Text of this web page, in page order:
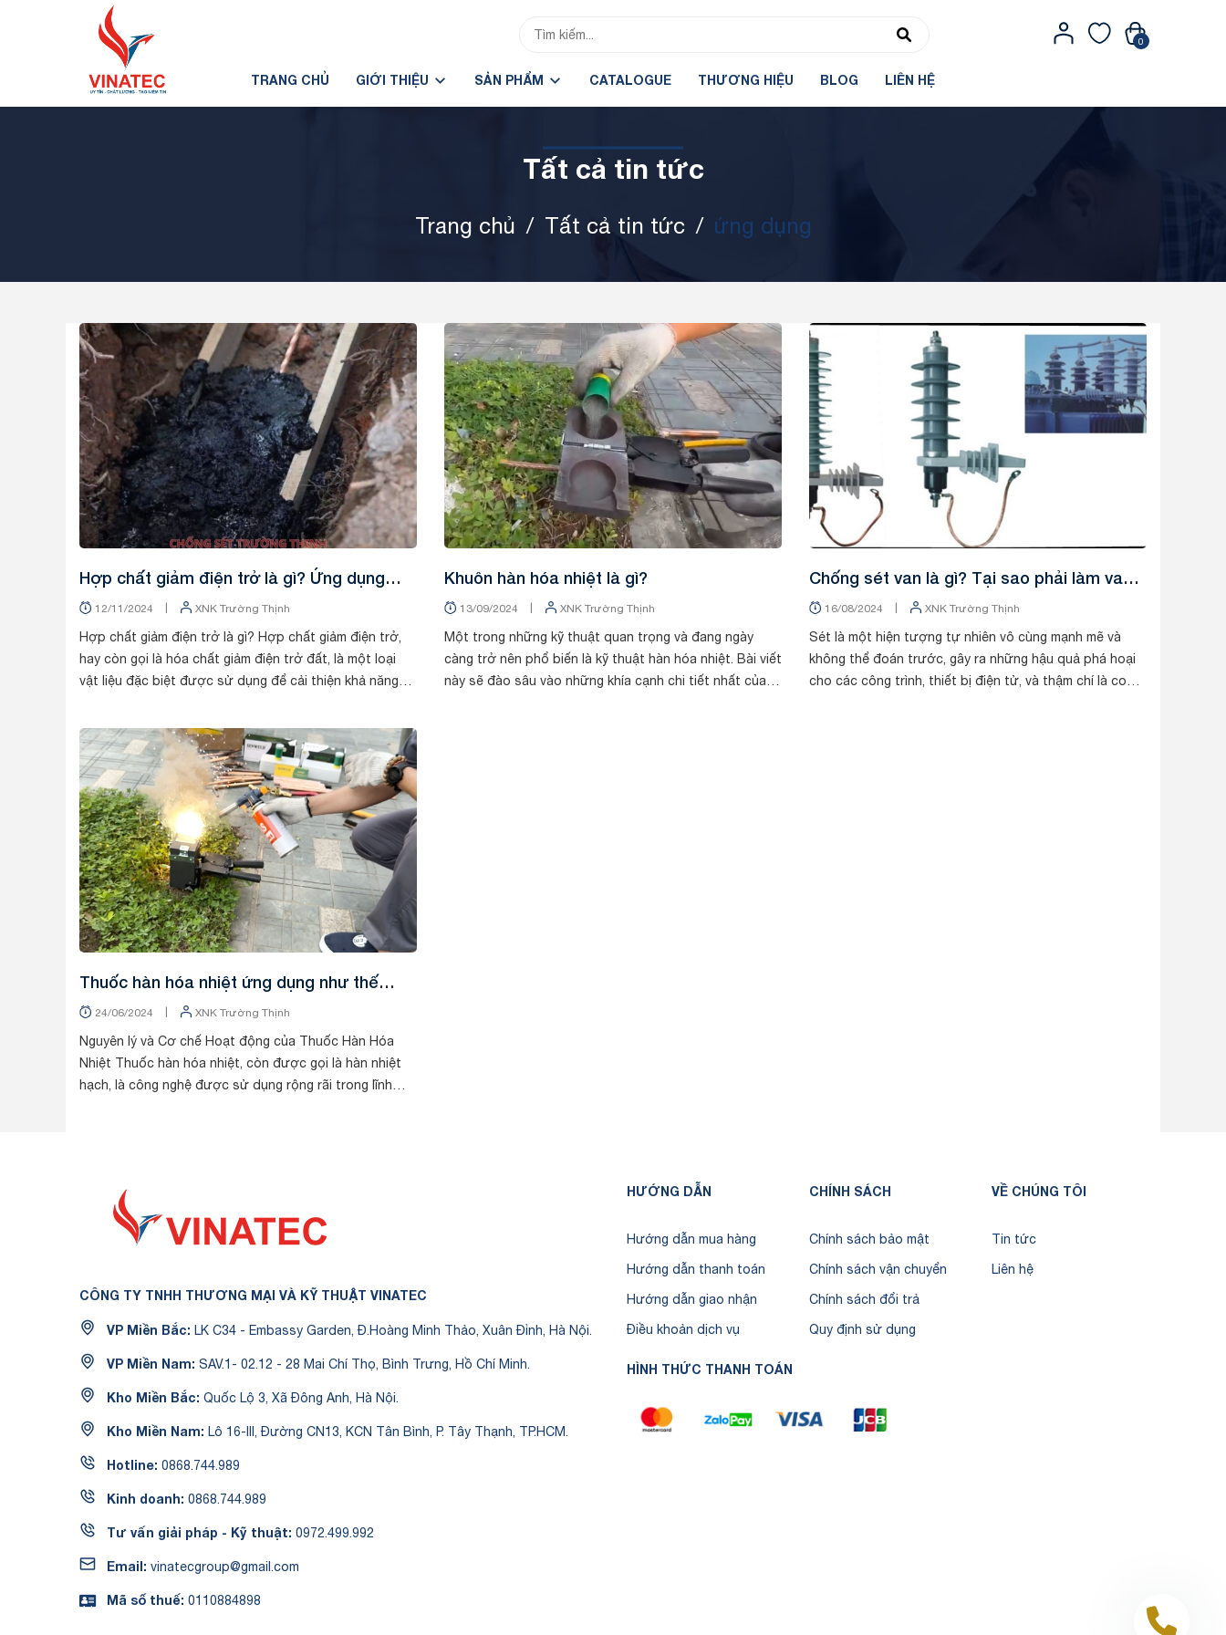
0
TRANG CHỦ GIỚI THIỆU SẢN PHẨM CATALOGUE THƯƠNG HIỆU BLOG LIÊN HỆ
Tất cả tin tức
Trang chủ / Tất cả tin tức / ứng dụng
Tin tức
Hợp chất giảm điện trở là gì? Ứng dụng
cho việc gì?
12/11/2024 | XNK Trường Thịnh
Hợp chất giảm điện trở là gì? Hợp chất giảm điện trở,
hay còn gọi là hóa chất giảm điện trở đất, là một loại
vật liệu đặc biệt được sử dụng để cải thiện khả năng
Tin tức
Khuôn hàn hóa nhiệt là gì?
13/09/2024 | XNK Trường Thịnh
Một trong những kỹ thuật quan trọng và đang ngày
càng trở nên phổ biến là kỹ thuật hàn hóa nhiệt. Bài viết
này sẽ đào sâu vào những khía cạnh chi tiết nhất của
Chống sét van là gì? Tại sao phải làm van
chống sét
16/08/2024 | XNK Trường Thịnh
Sét là một hiện tượng tự nhiên vô cùng mạnh mẽ và
không thể đoán trước, gây ra những hậu quả phá hoại
cho các công trình, thiết bị điện tử, và thậm chí là con
Tin tức
Thuốc hàn hóa nhiệt ứng dụng như thế
nào?
24/06/2024 XNK Trường Thịnh
Nguyên lý và Cơ chế Hoạt động của Thuốc Hàn Hóa
Nhiệt Thuốc hàn hóa nhiệt, còn được gọi là hàn nhiệt
hạch, là công nghệ được sử dụng rộng rãi trong lĩnh
CÔNG TY TNHH THƯƠNG MẠI VÀ KỸ THUẬT VINATEC
VP Miền Bắc: LK C34 - Embassy Garden, Đ.Hoàng Minh Thảo, Xuân Đỉnh, Hà Nội.
VP Miền Nam: SAV.1- 02.12 - 28 Mai Chí Thọ, Bình Trưng, Hồ Chí Minh.
Kho Miền Bắc: Quốc Lộ 3, Xã Đông Anh, Hà Nội.
Kho Miền Nam: Lô 16-III, Đường CN13, KCN Tân Bình, P. Tây Thạnh, TP.HCM.
Hotline: 0868.744.989
Kinh doanh: 0868.744.989
Tư vấn giải pháp - Kỹ thuật: 0972.499.992
Email: vinatecgroup@gmail.com
Mã số thuế: 0110884898
HƯỚNG DẪN
Hướng dẫn mua hàng
Hướng dẫn thanh toán
Hướng dẫn giao nhận
Điều khoản dịch vụ
CHÍNH SÁCH
Chính sách bảo mật
Chính sách vận chuyển
Chính sách đổi trả
Quy định sử dụng
VỀ CHÚNG TÔI
Tin tức
Liên hệ
HÌNH THỨC THANH TOÁN